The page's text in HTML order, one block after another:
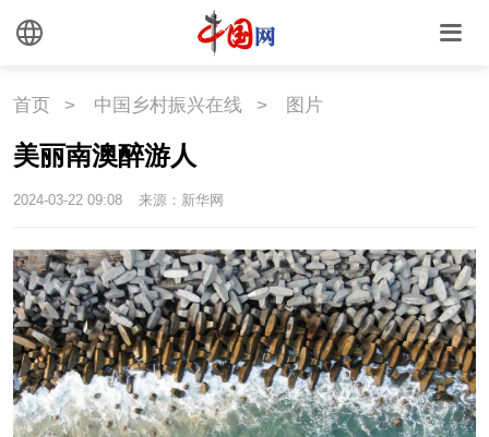
文化
文化 文创
时尚
悦读
中国瓷
国情
国情 助残 一带一路
首页 > 中国乡村振兴在线 > 图片
美丽南澳醉游人
2024-03-22 09:08 来源：新华网